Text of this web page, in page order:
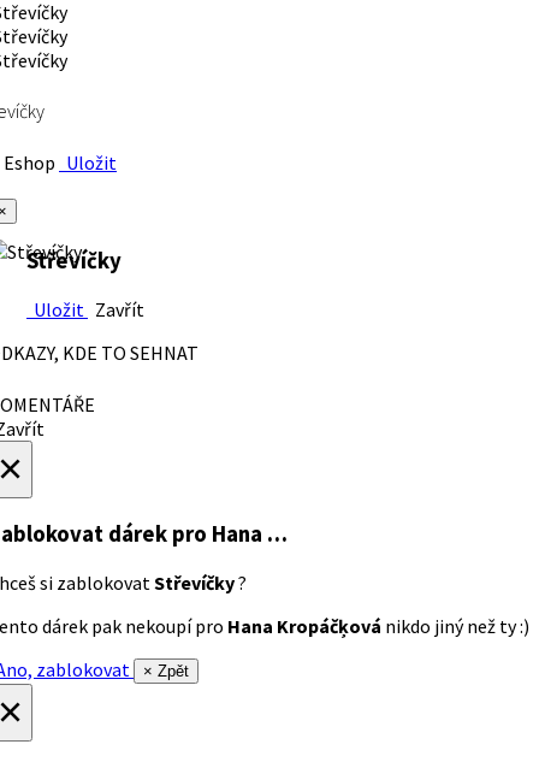
Uložit
Střevíčky
Uložit Zavřít
KDE TO SEHNAT
dárek pro Hana …
si zablokovat Střevíčky?
dárek pak nekoupí pro Hana Kropáčķová nikdo jiný než ty :)
zablokovat
× Zpět